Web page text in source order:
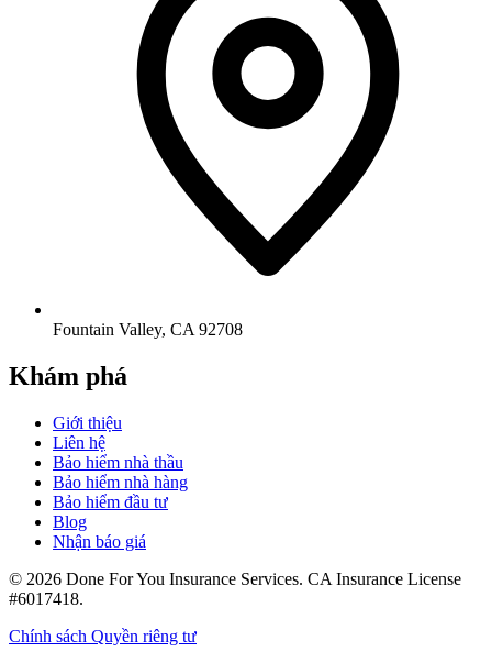
Fountain Valley, CA 92708
Khám phá
Giới thiệu
Liên hệ
Bảo hiểm nhà thầu
Bảo hiểm nhà hàng
Bảo hiểm đầu tư
Blog
Nhận báo giá
© 2026 Done For You Insurance Services. CA Insurance License
#6017418.
Chính sách Quyền riêng tư